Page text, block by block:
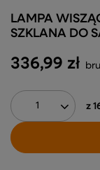
336,99 zł
z
LAMPA
SZKLANA DO